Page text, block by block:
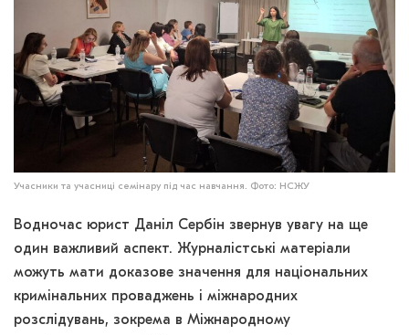
Учасники та учасниці семінару під час навчання. Фото: НСЖУ
Водночас юрист Даніл Сербін звернув увагу на ще
один важливий аспект. Журналістські матеріали
можуть мати доказове значення для національних
кримінальних проваджень і міжнародних
розслідувань, зокрема в Міжнародному